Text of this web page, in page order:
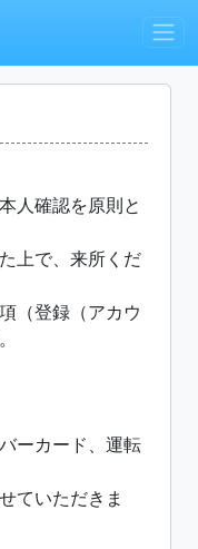
人確認を原則と
上で、来所くだ
（登録（アカウ
ーカード、運転
ていただきま